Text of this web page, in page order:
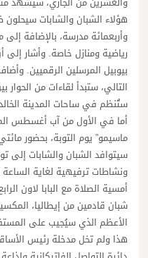
هؤلاء الشبان والشابات
وأربعمائة مدرسة، بالإضافة
رياضية ومنازل خاصة. وأشار
بيوبيل المرسلين الرقميين.
التالي، ستبدأ لقاءات من
ستُنظم في ساحات المدينة
أما في الأول من آب أغسطس
ماسيمو” يوم التوبة، بحضور
سيتوافد الشبان والشابات
ونشاطات ترفيهية لغاية الساعة
أمسية الصلاة مع البابا لاون
شبان قادمين من إيطاليا،
الأعظم الذي سيُجيب على
هذا ولم تخل مدخلة رئيس